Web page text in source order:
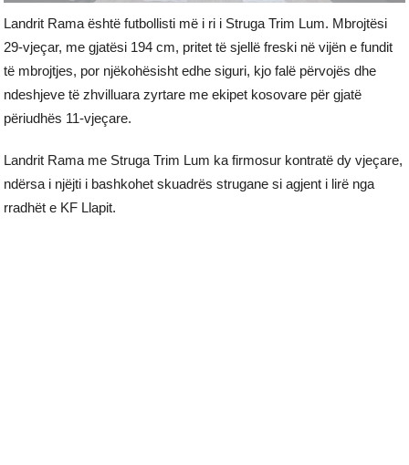
Landrit Rama është futbollisti më i ri i Struga Trim Lum. Mbrojtësi
29-vjeçar, me gjatësi 194 cm, pritet të sjellë freski në vijën e fundit
të mbrojtjes, por njëkohësisht edhe siguri, kjo falë përvojës dhe
ndeshjeve të zhvilluara zyrtare me ekipet kosovare për gjatë
përiudhës 11-vjeçare.
Landrit Rama me Struga Trim Lum ka firmosur kontratë dy vjeçare,
ndërsa i njëjti i bashkohet skuadrës strugane si agjent i lirë nga
rradhët e KF Llapit.